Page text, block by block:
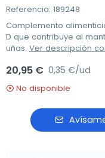
Referencia: 189248
Complemento
D que contribuye al
uñas. Ver descripción
20,95 € 0,35 €/ud
No disponible